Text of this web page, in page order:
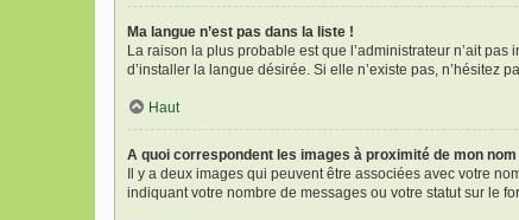
Ma langue n’est pas dans la liste !
La raison la plus probable est que l’administrateur n’ait
d’installer la langue désirée. Si elle n’existe pas, n’hésitez
Haut
A quoi correspondent les images à proximité de mon nom
Il y a deux images qui peuvent être associées avec votre
indiquant votre nombre de messages ou votre statut sur le